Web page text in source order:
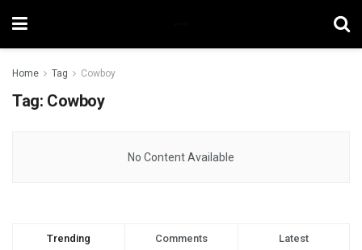
Home Tag Cowboy
Tag: Cowboy
No Content Available
Trending Comments Latest